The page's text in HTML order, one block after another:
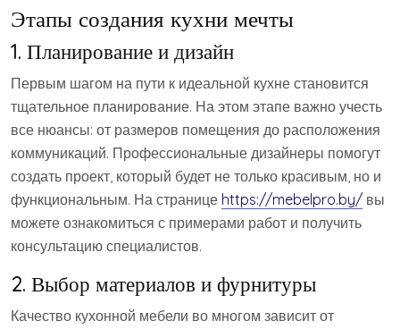
Этапы создания кухни мечты
1. Планирование и дизайн
Первым шагом на пути к идеальной кухне становится
тщательное планирование. На этом этапе важно учесть
все нюансы: от размеров помещения до расположения
коммуникаций. Профессиональные дизайнеры помогут
создать проект, который будет не только красивым, но и
функциональным. На странице https://mebelpro.by/ вы
можете ознакомиться с примерами работ и получить
консультацию специалистов.
2. Выбор материалов и фурнитуры
Качество кухонной мебели во многом зависит от